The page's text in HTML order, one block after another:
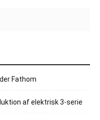
Fathom
af elektrisk 3-serie